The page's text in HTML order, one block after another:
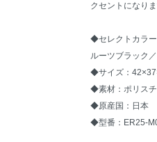
クセントになりま
◆セレクトカラー
ルーツブラック
◆サイズ：
◆素材：ポリス
◆原産国：日本
◆型番：ER25-